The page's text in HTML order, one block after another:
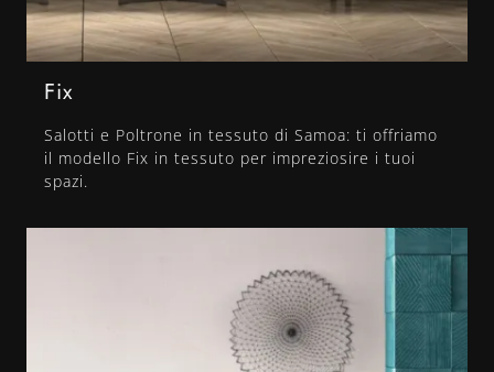
Fix
Salotti e Poltrone in tessuto di Samoa: ti offriamo
il modello Fix in tessuto per impreziosire i tuoi
spazi.